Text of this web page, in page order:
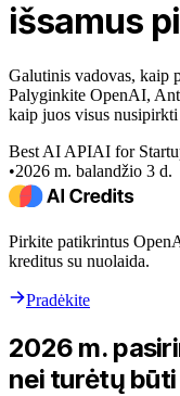
išsamus
Galutinis vadovas, kaip
Palyginkite OpenAI,
kaip juos visus
Best AI APIAI for
•2026 m. balandžio 3 d.
Pirkite patikrintus
kreditus su nuolaida.
Pradėkite
2026 m.
nei turėtų būti